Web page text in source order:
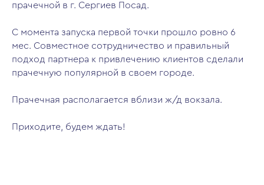
прачечной в г. Сергиев Посад.
С момента запуска первой точки прошло ровно 6
мес. Совместное сотрудничество и правильный
подход партнера к привлечению клиентов сделали
прачечную популярной в своем городе.
Прачечная располагается вблизи ж/д вокзала.
Приходите, будем ждать!